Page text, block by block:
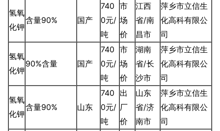
氢氧
化钾
含量90% 国产
740
0元/
吨
市
场
价
江西
省/南
昌市
萍乡市立信生
化高科有限公
司
氢氧
化钾
90%含量 国产
740
0元/
吨
市
场
价
湖南
省/长
沙市
萍乡市立信生
化高科有限公
司
氢氧
化钾
含量90% 山东
740
0元/
吨
出
厂
价
山东
省/济
南市
萍乡市立信生
化高科有限公
司